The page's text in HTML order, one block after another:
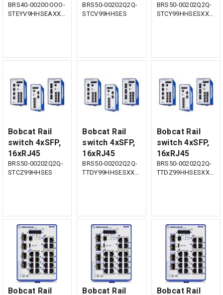
BRS40-0020OOOO-
BRS50-00202Q2Q-
STCV99HHSES
BRS50-00202Q2Q-
STCY99HHSESXX.X.XX
Bobcat Rail
switch 4xSFP,
16xRJ45
BRS50-00202Q2Q-
STCZ99HHSES
Bobcat Rail
switch 4xSFP,
16xRJ45
BRS50-00202Q2Q-
TTDY99HHSESXX.X.XX
Bobcat Rail
switch 4xSFP,
16xRJ45
BRS50-00202Q2Q-
TTDZ99HHSESXX.X.XX
Bobcat Rail Bobcat Rail Bobcat Rail